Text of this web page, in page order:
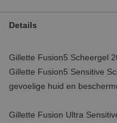
Details
Gillette Fusion5 Scheergel
Gillette Fusion5 Sensitive
gevoelige huid en
Gillette Fusion Ultra